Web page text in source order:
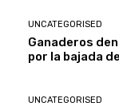
UNCATEGORISED
Ganaderos
por la bajada
UNCATEGORISED